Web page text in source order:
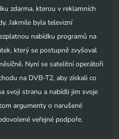
zdarma, kterou v reklamních
Jakmile byla televizní
nabídku programů na
který se postupně zvyšoval
Nyní se satelitní operátoři
na DVB-T2, aby získali co
svoji stranu a nabídli jim svoje
argumenty o narušené
veřejné podpoře.